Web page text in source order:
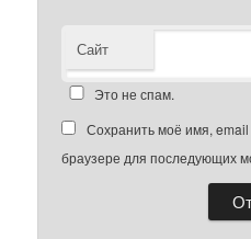
Сайт
Это не спам.
Сохранить моё имя,
браузере для последующих